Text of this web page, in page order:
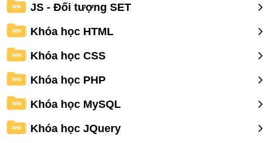
WM JS - Đối tượng SET
WM Khóa học HTML
WM Khóa học CSS
WM Khóa học PHP
WM Khóa học MySQL
WM Khóa học JQuery